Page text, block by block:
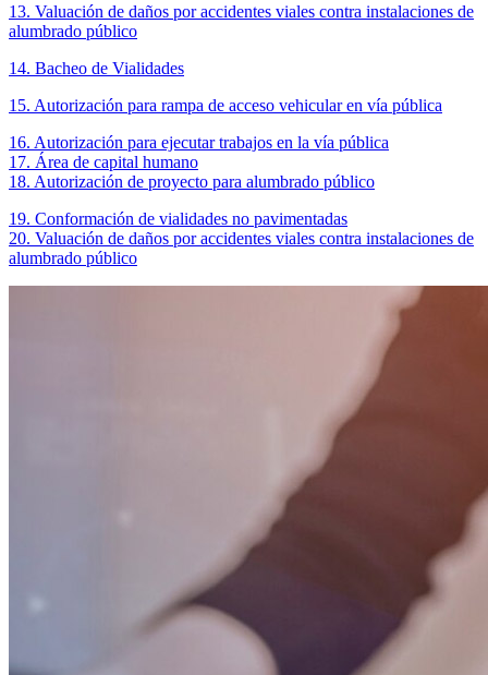
13. Valuación de daños por accidentes viales contra instalaciones de
alumbrado público
14. Bacheo de Vialidades
15. Autorización para rampa de acceso vehicular en vía pública
16. Autorización para ejecutar trabajos en la vía pública
17. Área de capital humano
18. Autorización de proyecto para alumbrado público
19. Conformación de vialidades no pavimentadas
20. Valuación de daños por accidentes viales contra instalaciones de
alumbrado público